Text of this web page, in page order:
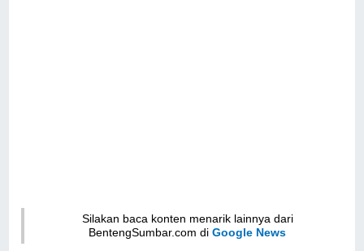
Silakan baca konten menarik lainnya dari
BentengSumbar.com diGoogle News